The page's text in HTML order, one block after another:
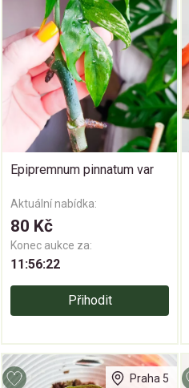
Epipremnum pinnatum var
Aktuální nabídka:
80 Kč
Konec aukce za:
11:56:21
Přihodit
Praha 5